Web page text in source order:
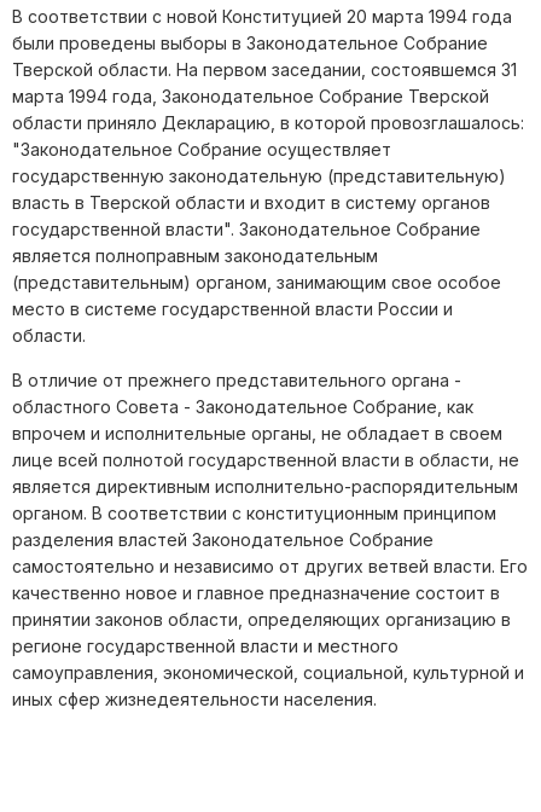
В соответствии с новой Конституцией 20 марта 1994 года
были проведены выборы в Законодательное Собрание
Тверской области. На первом заседании, состоявшемся 31
марта 1994 года, Законодательное Собрание Тверской
области приняло Декларацию, в которой провозглашалось:
"Законодательное Собрание осуществляет
государственную законодательную (представительную)
власть в Тверской области и входит в систему органов
государственной власти". Законодательное Собрание
является полноправным законодательным
(представительным) органом, занимающим свое особое
место в системе государственной власти России и
области.
В отличие от прежнего представительного органа -
областного Совета - Законодательное Собрание, как
впрочем и исполнительные органы, не обладает в своем
лице всей полнотой государственной власти в области, не
является директивным исполнительно-распорядительным
органом. В соответствии с конституционным принципом
разделения властей Законодательное Собрание
самостоятельно и независимо от других ветвей власти. Его
качественно новое и главное предназначение состоит в
принятии законов области, определяющих организацию в
регионе государственной власти и местного
самоуправления, экономической, социальной, культурной и
иных сфер жизнедеятельности населения.